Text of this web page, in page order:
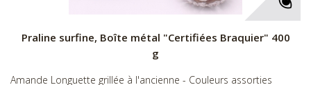
Praline surfine, Boîte métal "Certifiées Braquier" 400
g
Amande Longuette grillée à l'ancienne - Couleurs assorties